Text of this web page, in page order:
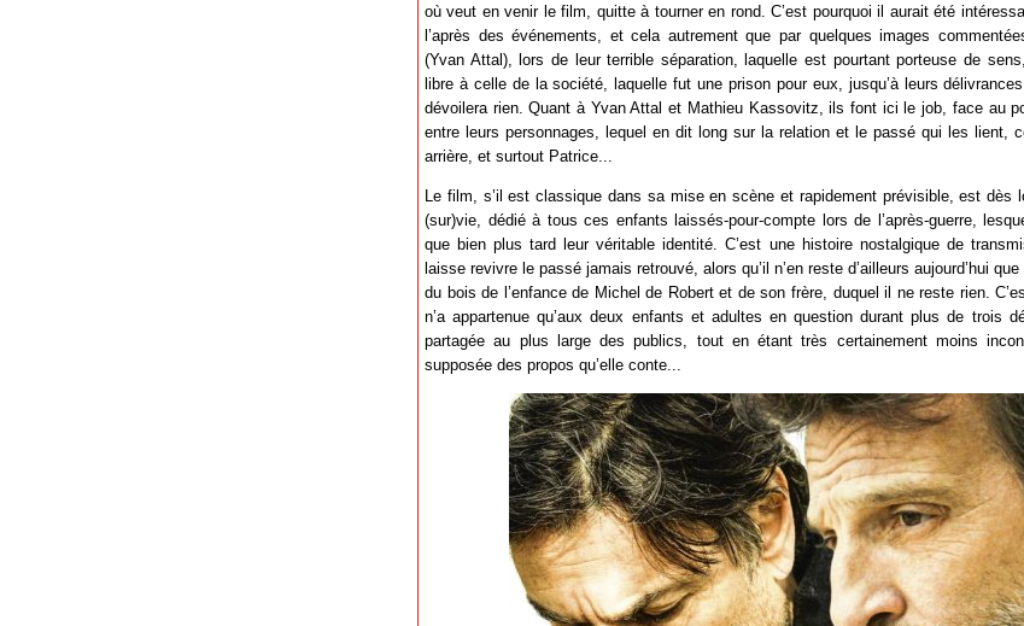
où veut en venir le film, quitte à tourner en rond. C’est pourquoi il aurait été
l’après des événements, et cela autrement que par quelques images
(Yvan Attal), lors de leur terrible séparation, laquelle est pourtant porteuse de
libre à celle de la société, laquelle fut une prison pour eux, jusqu’à leurs
dévoilera rien. Quant à Yvan Attal et Mathieu Kassovitz, ils font ici le job, face au
entre leurs personnages, lequel en dit long sur la relation et le passé qui les lient,
arrière, et surtout Patrice...
Le film, s’il est classique dans sa mise en scène et rapidement prévisible, est dès
(sur)vie, dédié à tous ces enfants laissés-pour-compte lors de l’après-guerre,
que bien plus tard leur véritable identité. C’est une histoire nostalgique de
laisse revivre le passé jamais retrouvé, alors qu’il n’en reste d’ailleurs aujourd’hui
du bois de l’enfance de Michel de Robert et de son frère, duquel il ne reste rien.
n’a appartenue qu’aux deux enfants et adultes en question durant plus de trois
partagée au plus large des publics, tout en étant très certainement moins
supposée des propos qu’elle conte...